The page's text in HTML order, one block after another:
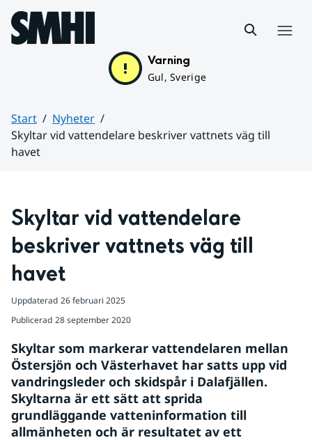
Hoppa till sidans innehåll
Varning
Gul, Sverige
Start
Nyheter
Skyltar vid vattendelare beskriver vattnets väg till
havet
Skyltar vid vattendelare
beskriver vattnets väg till
havet
Uppdaterad 26 februari 2025
Publicerad 28 september 2020
Skyltar som markerar vattendelaren mellan
Östersjön och Västerhavet har satts upp vid
vandringsleder och skidspår i Dalafjällen.
Skyltarna är ett sätt att sprida
grundläggande vatteninformation till
allmänheten och är resultatet av ett